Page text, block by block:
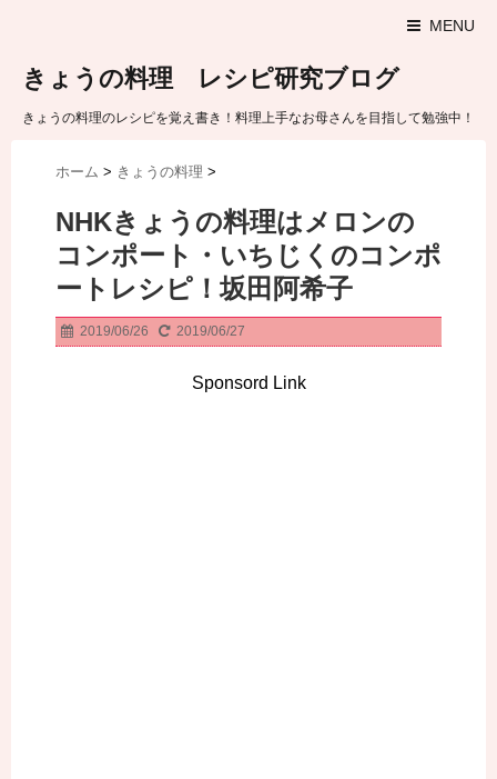
MENU
きょうの料理 レシピ研究ブログ
きょうの料理のレシピを覚え書き！料理上手なお母さんを目指して勉強中！
ホーム > きょうの料理 >
NHKきょうの料理はメロンの
コンポート・いちじくのコンポ
ートレシピ！坂田阿希子
2019/06/26 2019/06/27
Sponsord Link